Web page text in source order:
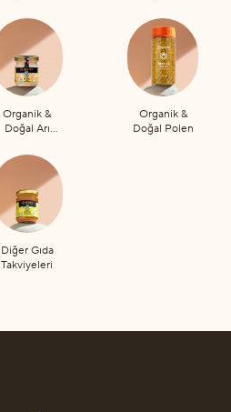
Organik &
Doğal Arı
Organik &
Doğal Polen
Diğer Gıda
Takviyeleri